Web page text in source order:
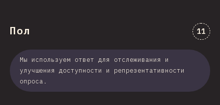
Пол 11
Мы используем ответ для отслеживания и
улучшения доступности и репрезентативности
опроса.